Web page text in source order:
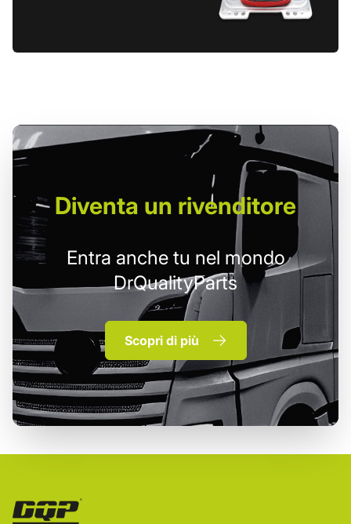
Diventa un rivenditore
Entra anche tu nel mondo
DrQualityParts
Scopri di più